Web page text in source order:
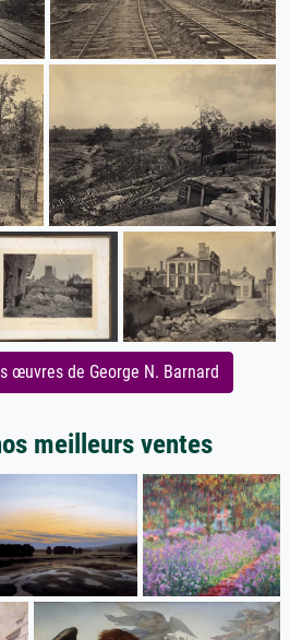
œuvres de George N. Barnard
meilleurs ventes